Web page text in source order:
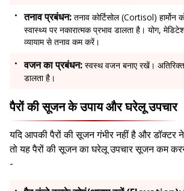
तनाव प्रबंधन: तनाव कोर्टिसोल (Cortisol) हार्मोन
स्वास्थ्य पर नकारात्मक प्रभाव डालता है। योग,
व्यायाम से तनाव कम करें।
वजन का प्रबंधन: स्वस्थ वजन बनाए रखें।
डालता है।
पैरों की सूजन के उपाय और घरेलू उपचार
यदि आपकी पैरों की सूजन गंभीर नहीं है और डॉक्टर
तो यह पैरों की सूजन का घरेलू उपचार सूजन कम
-